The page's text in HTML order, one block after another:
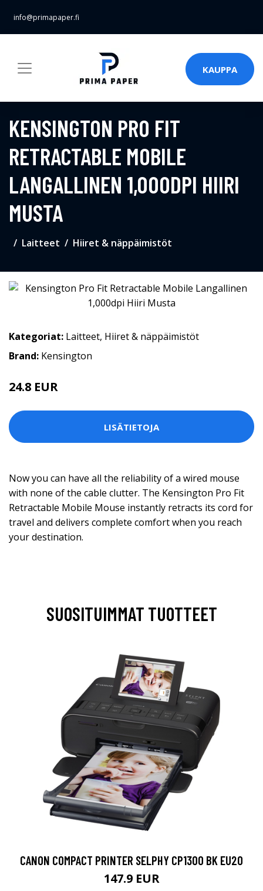
info@primapaper.fi
KAUPPA
KENSINGTON PRO FIT
RETRACTABLE MOBILE
LANGALLINEN 1,000DPI HIIRI
MUSTA
Laitteet Hiiret & näppäimistöt
Kategoriat: Laitteet, Hiiret & näppäimistöt
Brand: Kensington
24.8 EUR
LISÄTIETOJA
Now you can have all the reliability of a wired mouse
with none of the cable clutter. The Kensington Pro Fit
Retractable Mobile Mouse instantly retracts its cord for
travel and delivers complete comfort when you reach
your destination.
SUOSITUIMMAT TUOTTEET
CANON COMPACT PRINTER SELPHY CP1300 BK EU20
147.9 EUR